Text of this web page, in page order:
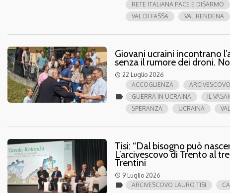
RETE ITALIANA PACE E DISARMO
VAL DI FASSA
VAL RENDENA
Giovani ucraini incontrano
senza il rumore dei droni.
access_time 22 Luglio 2026
label
ACCOGLIENZA
GUERRA IN UCRAINA
IL
SPERANZA
UCRAINA
Tisi: “Dal bisogno può
L’arcivescovo di Trento al
Trentini
access_time 9 Luglio 2026
label ARCIVESCOVO LAURO TISI